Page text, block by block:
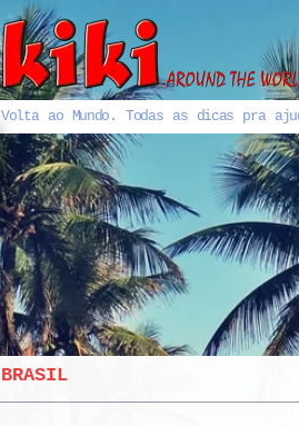
Volta ao Mundo. Todas as dicas pra
BRASIL